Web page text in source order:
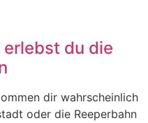
erlebst du die
dir wahrscheinlich
oder die Reeperbahn